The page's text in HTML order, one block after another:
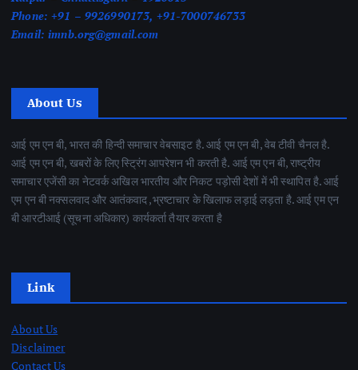
Phone: +91 – 9926990173, +91-7000746733
Email: imnb.org@gmail.com
About Us
आई एम एन बी, भारत की हिन्दी समाचार वेबसाइट है. आई एम एन बी, वेब टीवी चैनल है.
आई एम एन बी, खबरों के लिए स्ट्रिंग आपरेशन भी करती है. आई एम एन बी, राष्ट्रीय
समाचार एजेंसी का नेटवर्क अखिल भारतीय और निकट पड़ोसी देशों में भी स्थापित है. आई
एम एन बी नक्सलवाद और आतंकवाद ,भ्रष्टाचार के खिलाफ लड़ाई लड़ता है. आई एम एन
बी आरटीआई (सूचना अधिकार) कार्यकर्ता तैयार करता है
Link
About Us
Disclaimer
Contact Us